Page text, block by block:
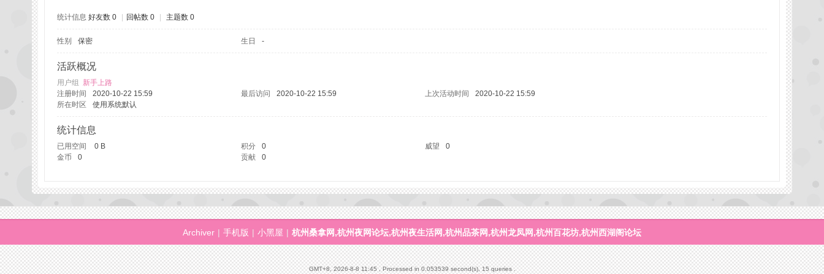
统计信息 好友数 0 回帖数 0 主题数 0
性别 保密 生日 -
活跃概况
用户组 新手上路
注册时间
2020-10-22 15:59 最后访问 2020-10-22 15:59 上次活动时间
2020-10-22 15:59
所在时区
使用系统默认
统计信息
已用空间 0 B 积分 0 威望
0
金币
0 贡献 0
Archiver | 手机版 | 小黑屋 | 杭州桑拿网,杭州夜网论坛,杭州夜生活网,杭州品茶网,杭州龙凤网,杭州百花坊,杭州西湖阁论坛
GMT+8, 2026-8-8 11:45, Processed in 0.053539 second(s), 15 queries .